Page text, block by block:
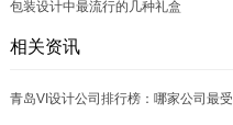
包装设计中最流行的几种礼盒
相关资讯
青岛VI设计公司排行榜：哪家公司最受